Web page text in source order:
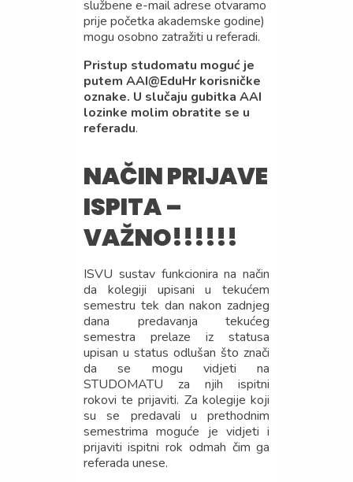
službene e-mail adrese otvaramo
prije početka akademske godine)
mogu osobno zatražiti u referadi.
Pristup studomatu moguć je
putem AAI@EduHr korisničke
oznake. U slučaju gubitka AAI
lozinke molim obratite se u
referadu.
NAČIN PRIJAVE
ISPITA –
VAŽNO!!!!!!
ISVU sustav funkcionira na način
da kolegiji upisani u tekućem
semestru tek dan nakon zadnjeg
dana predavanja tekućeg
semestra prelaze iz statusa
upisan u status odlušan što znači
da se mogu vidjeti na
STUDOMATU za njih ispitni
rokovi te prijaviti. Za kolegije koji
su se predavali u prethodnim
semestrima moguće je vidjeti i
prijaviti ispitni rok odmah čim ga
referada unese.